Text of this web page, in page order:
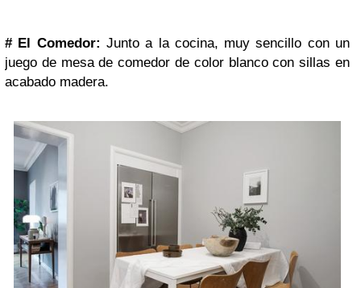
#El Comedor: Junto a la cocina, muy sencillo con un
juego de mesa de comedor de color blanco con sillas en
acabado madera.